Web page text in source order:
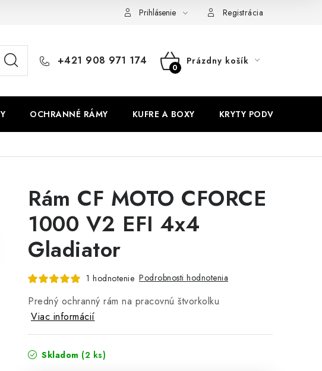
Prihlásenie Registrácia
+421 908 971 174
NÁKUPNÝ
Prázdny košík
OCHRANNÉ RÁMY KUFRE A BOXY KRYTY PODVOZKU
Rám CF MOTO CFORCE
1000 V2 EFI 4x4
Gladiator
1 hodnotenie Podrobnosti hodnotenia
Predný ochranný rám na pracovnú štvorkolku
Viac informácií
Skladom (2 ks)